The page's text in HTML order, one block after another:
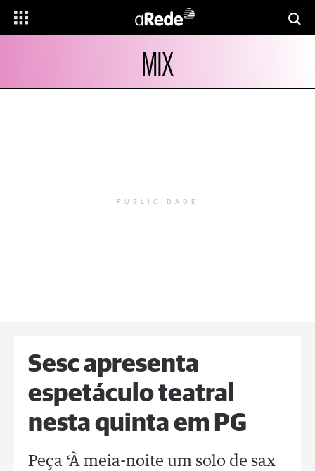
MIX
PUBLICIDADE
Sesc apresenta
espetáculo teatral
nesta quinta em PG
Peça ‘À meia-noite um solo de sax